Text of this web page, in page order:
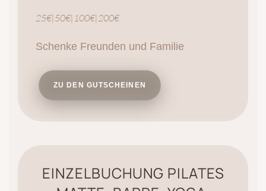
25€|50€|100€|200€
Schenke Freunden und Familie
ZU DEN GUTSCHEINEN
EINZELBUCHUNG PILATES